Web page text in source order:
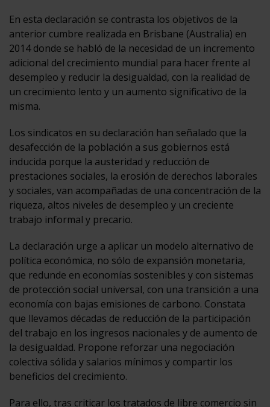
En esta declaración se contrasta los objetivos de la
anterior cumbre realizada en Brisbane (Australia) en
2014 donde se habló de la necesidad de un incremento
adicional del crecimiento mundial para hacer frente al
desempleo y reducir la desigualdad, con la realidad de
un crecimiento lento y un aumento significativo de la
misma.
Los sindicatos en su declaración han señalado que la
desafección de la población a sus gobiernos está
inducida porque la austeridad y reducción de
prestaciones sociales, la erosión de derechos laborales
y sociales, van acompañadas de una concentración de la
riqueza, altos niveles de desempleo y un creciente
trabajo informal y precario.
La declaración urge a aplicar un modelo alternativo de
política económica, no sólo de expansión monetaria,
que redunde en economías sostenibles y con sistemas
de protección social universal, con una transición a una
economía con bajas emisiones de carbono. Constata
que llevamos décadas de reducción de la participación
del trabajo en los ingresos nacionales y de aumento de
la desigualdad. Propone reforzar una negociación
colectiva sólida y salarios mínimos y compartir los
beneficios del crecimiento.
Para ello, tras criticar los tratados de libre comercio sin